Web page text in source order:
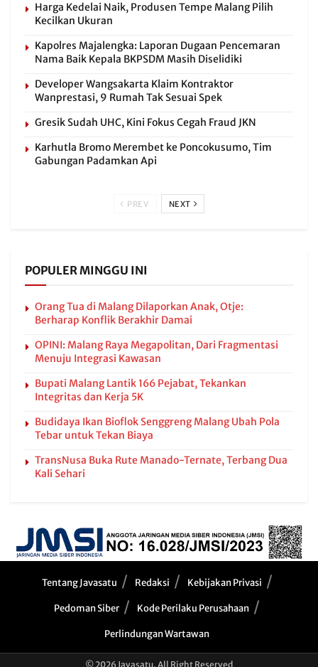
Harga Kedelai Naik, Produsen Tempe Malang Pilih
Kecilkan Ukuran
Kapolres Majalengka: Laporan Dugaan Pencemaran
Nama Baik Kepala BKPSDM Masih Diselidiki
Developer Wangsakarta Klaim Kontraktor
Wanprestasi, 9 Rumah Tak Sesuai Spek
Gresik Sudah UHC, Kini Fokus Cegah Fraud JKN
Karhutla Bromo Merembet ke Poncokusumo, Tim
Gabungan Padamkan Api
PREV NEXT
POPULER MINGGU INI
Orang Tua di Malang Dilaporkan Anak, Otje:
Berharap Konflik Berakhir Damai
OPINI: Malang Raya Megapolitan, Dari Fragmentasi
Menuju Integrasi Kawasan
Bupati Malang Lantik 166 Pejabat, Tekankan
Integritas dan Kerja 5K
Budidaya Ikan Bioflok Senggreng Malang Ubah Pola
Tebar untuk Tekan Biaya
TransNusa Buka Rute Manado-Ternate, Terbang Dua
Kali Sehari
Tentang Javasatu Redaksi Kebijakan Privasi
Pedoman Siber Kode Perilaku Perusahaan
Perlindungan Wartawan
© 2026 Javasatu. All Right Reserved